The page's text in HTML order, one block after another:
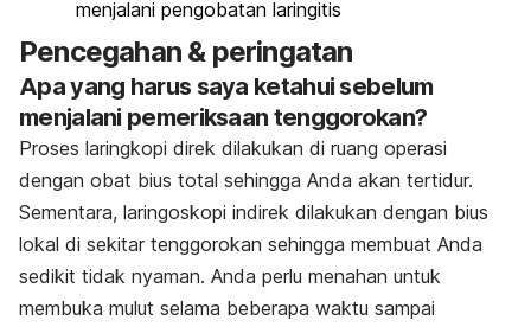
menjalani pengobatan laringitis
Pencegahan & peringatan
Apa yang harus saya ketahui sebelum
menjalani pemeriksaan tenggorokan?
Proses laringkopi direk dilakukan di ruang operasi
dengan obat bius total sehingga Anda akan tertidur.
Sementara, laringoskopi indirek dilakukan dengan bius
lokal di sekitar tenggorokan sehingga membuat Anda
sedikit tidak nyaman. Anda perlu menahan untuk
membuka mulut selama beberapa waktu sampai